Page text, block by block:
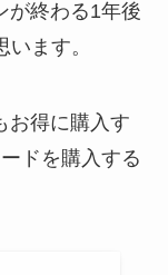
が終わる1年後
ます。
お得に購入す
ドを購入する